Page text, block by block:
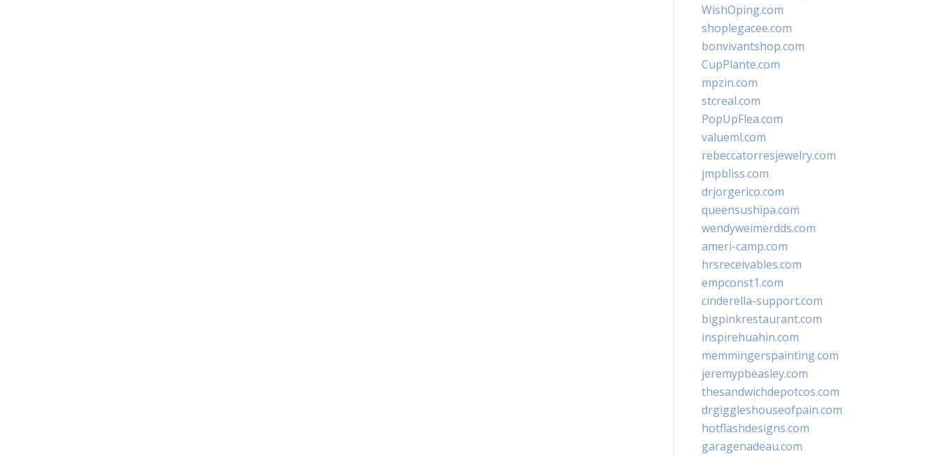
WishOping.com
shoplegacee.com
bonvivantshop.com
CupPlante.com
mpzin.com
stcreal.com
PopUpFlea.com
valueml.com
rebeccatorresjewelry.com
jmpbliss.com
drjorgerico.com
queensushipa.com
wendyweimerdds.com
ameri-camp.com
hrsreceivables.com
empconst1.com
cinderella-support.com
bigpinkrestaurant.com
inspirehuahin.com
memmingerspainting.com
jeremypbeasley.com
thesandwichdepotcos.com
drgiggleshouseofpain.com
hotflashdesigns.com
garagenadeau.com